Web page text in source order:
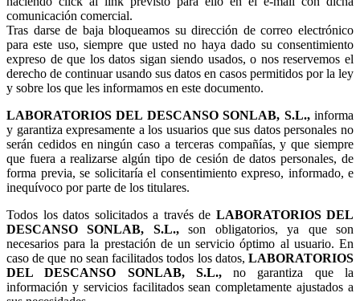
comunicación comercial.
Tras darse de baja bloqueamos su dirección de correo electrónico
para este uso, siempre que usted no haya dado su consentimiento
expreso de que los datos sigan siendo usados, o nos reservemos el
derecho de continuar usando sus datos en casos permitidos por la ley
y sobre los que les informamos en este documento.
LABORATORIOS DEL DESCANSO SONLAB, S.L.,informa
y garantiza expresamente a los usuarios que sus datos personales no
serán cedidos en ningún caso a terceras compañías, y que siempre
que fuera a realizarse algún tipo de cesión de datos personales, de
forma previa, se solicitaría el consentimiento expreso, informado, e
inequívoco por parte de los titulares.
Todos los datos solicitados a través de LABORATORIOS DEL
DESCANSO SONLAB, S.L.,son obligatorios, ya que son
necesarios para la prestación de un servicio óptimo al usuario. En
caso de que no sean facilitados todos los datos, LABORATORIOS
DEL DESCANSO SONLAB, S.L.,no garantiza que la
información y servicios facilitados sean completamente ajustados a